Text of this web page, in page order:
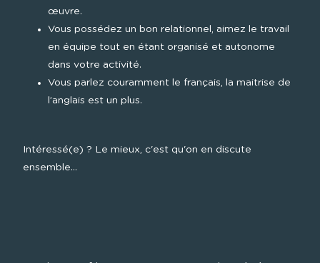
œuvre.
Vous possédez un bon relationnel, aimez le travail
en équipe tout en étant organisé et autonome
dans votre activité.
Vous parlez couramment le français, la maitrise de
l’anglais est un plus.
Intéressé(e) ? Le mieux, c'est qu'on en discute
ensemble…